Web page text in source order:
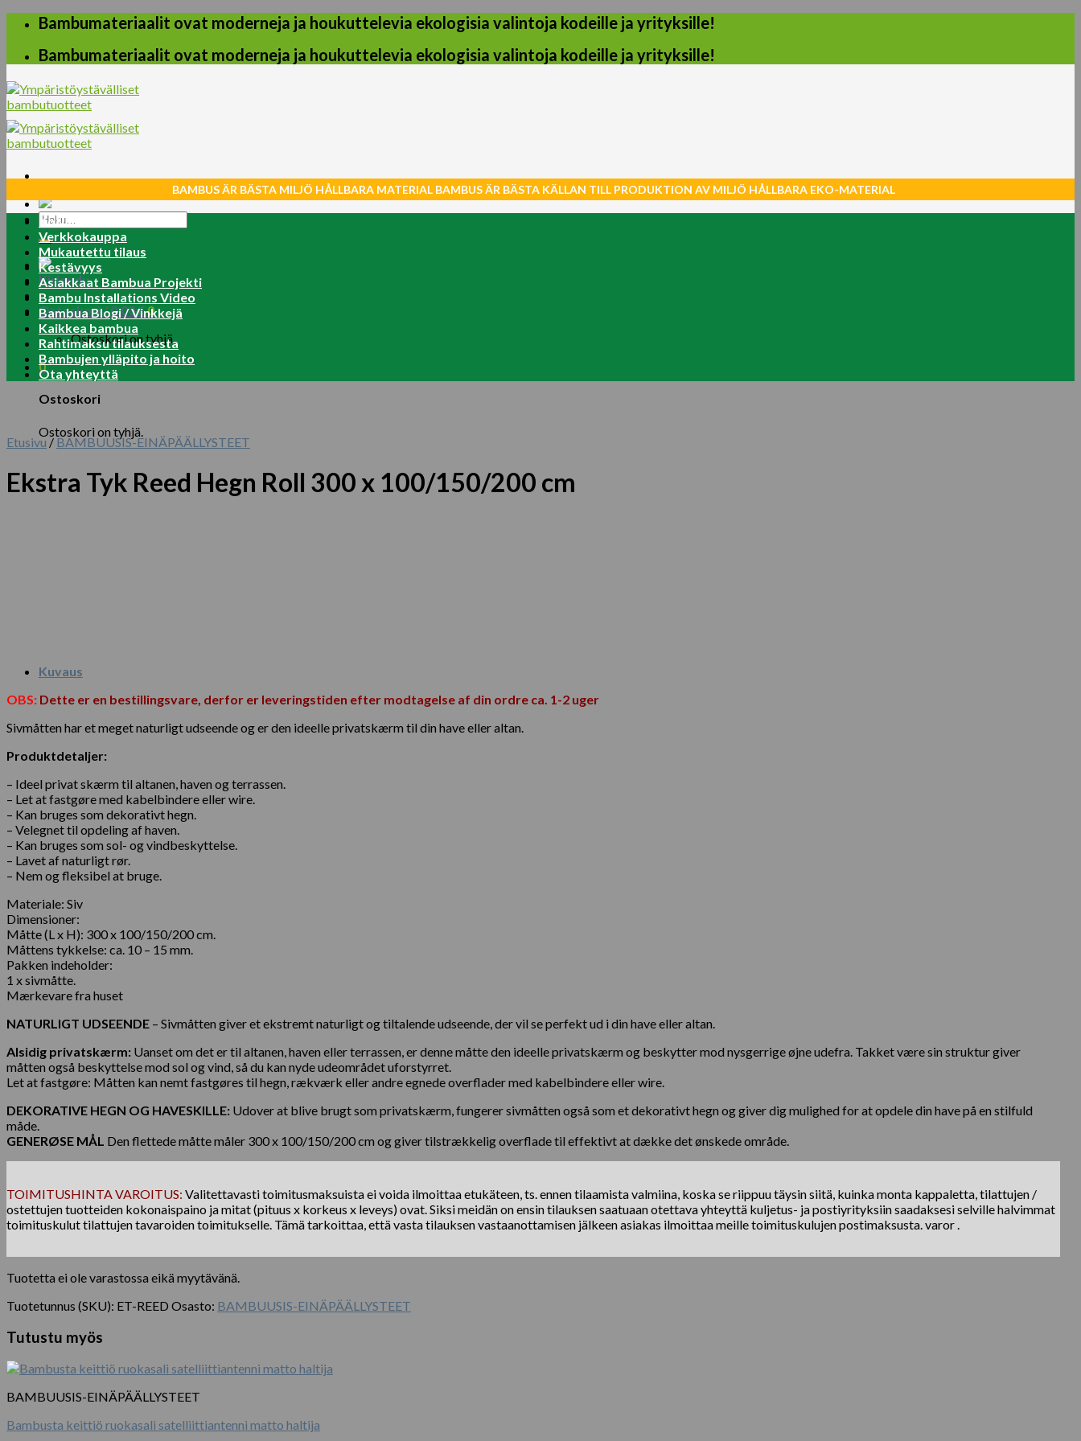
Skip
content
Bambumateriaalit ovat moderneja ja houkuttelevia ekologisia valintoja kodeille ja yrityksille!
Bambumateriaalit ovat moderneja ja houkuttelevia ekologisia valintoja kodeille ja yrityksille!
Etsi:
Kirjaudu
Ostoskori /0.00€0
Ostoskori on tyhjä.
0
Ostoskori
Ostoskori on tyhjä.
BAMBUS ÄR BÄSTA MILJÖ HÅLLBARA MATERIAL BAMBUS ÄR BÄSTA KÄLLAN TILL PRODUKTION AV MILJÖ HÅLLBARA EKO-MATERIAL
Koti
Verkkokauppa
Mukautettu tilaus
Kestävyys
Asiakkaat Bambua Projekti
Bambu Installations Video
Bambua Blogi / Vinkkejä
Kaikkea bambua
Rahtimaksu tilauksesta
Bambujen ylläpito ja hoito
Ota yhteyttä
Etusivu /BAMBUUSIS-EINÄPÄÄLLYSTEET
Ekstra Tyk Reed Hegn Roll 300 x 100/150/200 cm
Kuvaus
OBS: Dette er en bestillingsvare, derfor er leveringstiden efter modtagelse af din ordre ca. 1-2 uger
Sivmåtten har et meget naturligt udseende og er den ideelle privatskærm til din have eller altan.
Produktdetaljer:
– Ideel privat skærm til altanen, haven og terrassen.
– Let at fastgøre med kabelbindere eller wire.
– Kan bruges som dekorativt hegn.
– Velegnet til opdeling af haven.
– Kan bruges som sol- og vindbeskyttelse.
– Lavet af naturligt rør.
– Nem og fleksibel at bruge.
Materiale: Siv
Dimensioner:
Måtte (L x H): 300 x 100/150/200 cm.
Måttens tykkelse: ca. 10 – 15 mm.
Pakken indeholder:
1 x sivmåtte.
Mærkevare fra huset
NATURLIGT UDSEENDE – Sivmåtten giver et ekstremt naturligt og tiltalende udseende, der vil se perfekt ud i din have eller altan.
Alsidig privatskærm: Uanset om det er til altanen, haven eller terrassen, er denne måtte den ideelle privatskærm og beskytter mod nysgerrige øjne udefra. Takket være sin struktur giver
måtten også beskyttelse mod sol og vind, så du kan nyde udeområdet uforstyrret.
Let at fastgøre: Måtten kan nemt fastgøres til hegn, rækværk eller andre egnede overflader med kabelbindere eller wire.
DEKORATIVE HEGN OG HAVESKILLE: Udover at blive brugt som privatskærm, fungerer sivmåtten også som et dekorativt hegn og giver dig mulighed for at opdele din have på en stilfuld
måde.
GENERØSE MÅL Den flettede måtte måler 300 x 100/150/200 cm og giver tilstrækkelig overflade til effektivt at dække det ønskede område.
TOIMITUSHINTA VAROITUS: Valitettavasti toimitusmaksuista ei voida ilmoittaa etukäteen, ts. ennen tilaamista valmiina, koska se riippuu täysin siitä, kuinka monta kappaletta, tilattujen /
ostettujen tuotteiden kokonaispaino ja mitat (pituus x korkeus x leveys) ovat. Siksi meidän on ensin tilauksen saatuaan otettava yhteyttä kuljetus- ja postiyrityksiin saadaksesi selville halvimmat
toimituskulut tilattujen tavaroiden toimitukselle. Tämä tarkoittaa, että vasta tilauksen vastaanottamisen jälkeen asiakas ilmoittaa meille toimituskulujen postimaksusta. varor .
Tuotetta ei ole varastossa eikä myytävänä.
Tuotetunnus (SKU): ET-REED Osasto: BAMBUUSIS-EINÄPÄÄLLYSTEET
Tutustu myös
BAMBUUSIS-EINÄPÄÄLLYSTEET
Bambusta keittiö ruokasali satelliittiantenni matto haltija